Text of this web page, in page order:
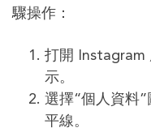
驟操作：
打開 Instagram
示。
選擇“個人資料
平線。